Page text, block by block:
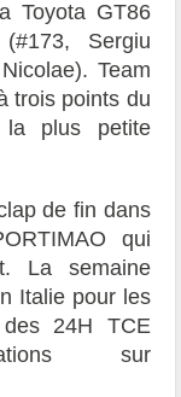
Toyota GT86
(#173, Sergiu
). Team
trois points du
la plus petite
de fin dans
qui
La semaine
Italie pour les
24H TCE
sur